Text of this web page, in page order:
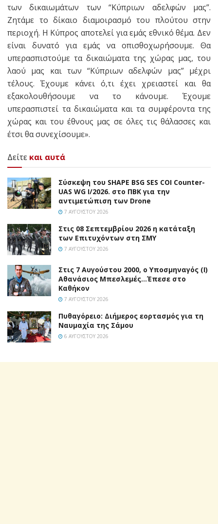
των δικαιωμάτων των “Κύπριων αδελφών μας”.
Ζητάμε το δίκαιο διαμοιρασμό του πλούτου στην
περιοχή. Η Κύπρος αποτελεί για εμάς εθνικό θέμα. Δεν
είναι δυνατό για εμάς να οπισθοχωρήσουμε. Θα
υπερασπιστούμε τα δικαιώματα της χώρας μας, του
λαού μας και των “Κύπριων αδελφών μας” μέχρι
τέλους. Έχουμε κάνει ό,τι έχει χρειαστεί και θα
εξακολουθήσουμε να το κάνουμε. Έχουμε
υπερασπιστεί τα δικαιώματα και τα συμφέροντα της
χώρας και του έθνους μας σε όλες τις θάλασσες και
έτσι θα συνεχίσουμε».
Δείτε και αυτά
Σύσκεψη του SHAPE BSG SES COI Counter-
UAS WG I/2026. στο ΠΒΚ για την
αντιμετώπιση των Drone
7 ΑΥΓΟΎΣΤΟΥ 2026
Στις 08 Σεπτεμβρίου 2026 η κατάταξη
των Επιτυχόντων στη ΣΜΥ
7 ΑΥΓΟΎΣΤΟΥ 2026
Στις 7 Αυγούστου 2000, ο Υποσμηναγός (Ι)
Αθανάσιος Μπεσλεμές…Έπεσε στο
Καθήκον
7 ΑΥΓΟΎΣΤΟΥ 2026
Πυθαγόρειο: Διήμερος εορτασμός για τη
Ναυμαχία της Σάμου
6 ΑΥΓΟΎΣΤΟΥ 2026